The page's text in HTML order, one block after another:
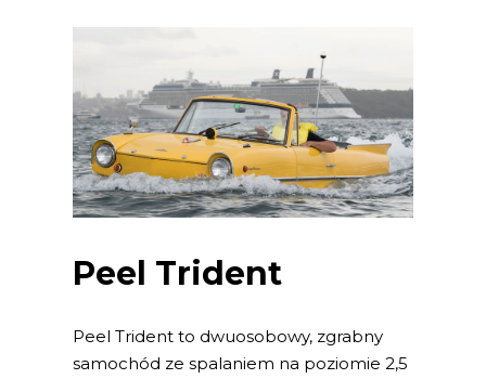
Peel Trident
Peel Trident to dwuosobowy, zgrabny
samochód ze spalaniem na poziomie 2,5